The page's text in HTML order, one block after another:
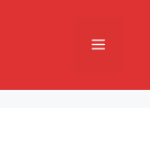
Menú